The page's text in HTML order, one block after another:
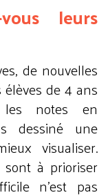
leurs
de nouvelles
de 4 ans
les notes en
dessiné une
visualiser.
à prioriser
n’est pas